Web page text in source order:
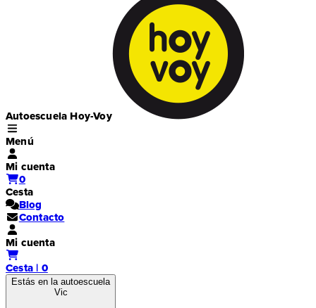
Autoescuela Hoy-Voy
Menú
Mi cuenta
0
Cesta
Blog
Contacto
Mi cuenta
Cesta | 0
Estás en la autoescuela
Vic